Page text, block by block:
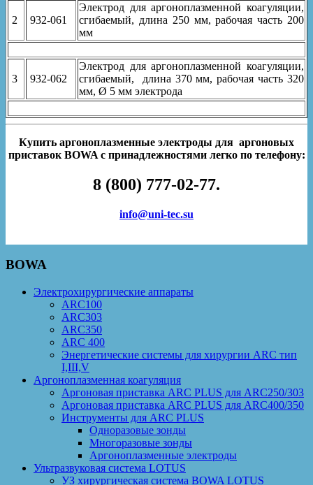
2 932-061
Электрод для аргоноплазменной коагуляции,
сгибаемый, длина 250 мм, рабочая часть 200
мм
3 932-062
Электрод для аргоноплазменной коагуляции,
сгибаемый, длина 370 мм, рабочая часть 320
мм, Ø 5 мм электрода
Купить аргоноплазменные электроды для аргоновых
приставок BOWA с принадлежностями легко по телефону:
8 (800) 777-02-77.
info@uni-tec.su
BOWA
Электрохирургические аппараты
ARC100
ARC303
ARC350
ARC 400
Энергетические системы для хирургии ARC тип
I,III,V
Аргоноплазменная коагуляция
Аргоновая приставка ARC PLUS для ARC250/303
Аргоновая приставка ARC PLUS для ARC400/350
Инструменты для ARC PLUS
Одноразовые зонды
Многоразовые зонды
Аргоноплазменные электроды
Ультразвуковая система LOTUS
УЗ хирургическая система BOWA LOTUS